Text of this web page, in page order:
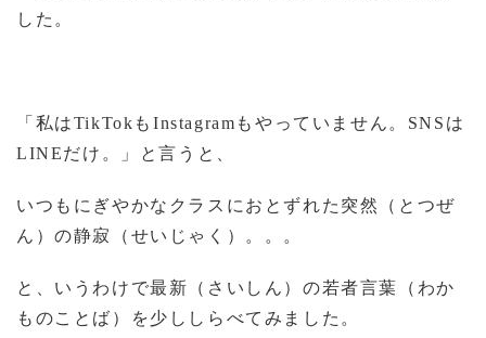
した。
「私はTikTok もInstagram もやっていません。 SNS は
LINEだけ。」と言うと、
いつもにぎやかなクラスにおとずれた突然（とつぜ
ん）の静寂（せいじゃく）。。。
と、いうわけで最新（さいしん）の若者言葉（わか
ものことば）を少ししらべてみました。